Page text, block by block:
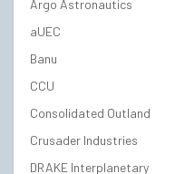
Argo Astronautics
aUEC
Banu
CCU
Consolidated Outland
Crusader Industries
DRAKE Interplanetary